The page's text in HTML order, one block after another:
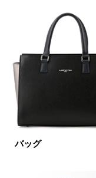
カテゴリ 生活用品全て
サイズ
掲載雑誌
価格
バッグ